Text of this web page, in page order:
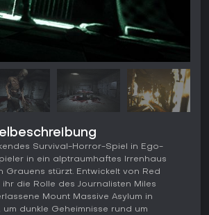
Survival-Horror-Spiel in Ego-
in ein alptraumhaftes Irrenhaus
Grauens stürzt. Entwickelt von Red
ihr die Rolle des Journalisten Miles
Mount Massive Asylum in
dunkle Geheimnisse rund um